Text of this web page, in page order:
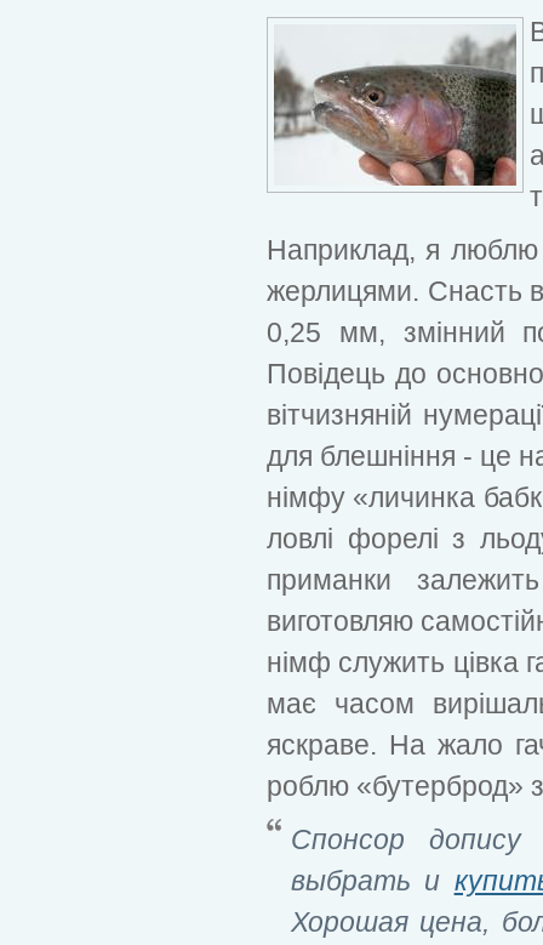
Наприклад, я
жерлицями. Снасть
0,25 мм, змінний
Повідець до
вітчизняній
для блешніння - це
німфу «личинка
ловлі форелі з
приманки
виготовляю
німф служить цівка
має часом
яскраве. На жало
роблю «бутерброд»
Спонсор
выбрать и
Хорошая цена,